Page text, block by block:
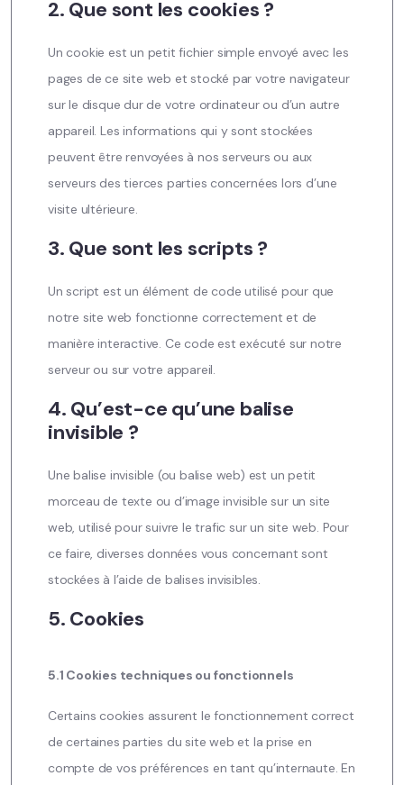
2. Que sont les cookies ?
Un cookie est un petit fichier simple envoyé avec les
pages de ce site web et stocké par votre navigateur
sur le disque dur de votre ordinateur ou d’un autre
appareil. Les informations qui y sont stockées
peuvent être renvoyées à nos serveurs ou aux
serveurs des tierces parties concernées lors d’une
visite ultérieure.
3. Que sont les scripts ?
Un script est un élément de code utilisé pour que
notre site web fonctionne correctement et de
manière interactive. Ce code est exécuté sur notre
serveur ou sur votre appareil.
4. Qu’est-ce qu’une balise
invisible ?
Une balise invisible (ou balise web) est un petit
morceau de texte ou d’image invisible sur un site
web, utilisé pour suivre le trafic sur un site web. Pour
ce faire, diverses données vous concernant sont
stockées à l’aide de balises invisibles.
5. Cookies
5.1 Cookies techniques ou fonctionnels
Certains cookies assurent le fonctionnement correct
de certaines parties du site web et la prise en
compte de vos préférences en tant qu’internaute. En